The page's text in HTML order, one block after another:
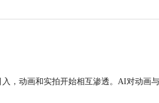
，动画和实拍开始相互渗透。AI对动画